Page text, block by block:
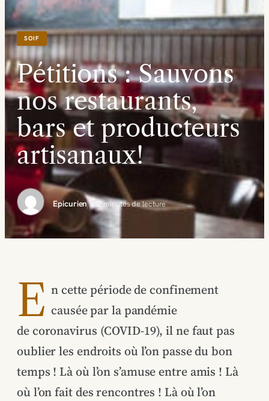
SOIF
Pétitions : Sauvons
nos restaurants,
bars et producteurs
artisanaux!
Epicurien 2 minutes de lecture
E n cette période de confinement
causée par la pandémie
de coronavirus (COVID-19), il ne faut pas
oublier les endroits où l’on passe du bon
temps ! Là où l’on s’amuse entre amis ! Là
où l’on fait des rencontres ! Là où l’on